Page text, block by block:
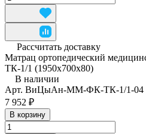
Рассчитать доставку
Матрац ортопедический
ТК-1/1 (1950x700x80)
В наличии
Арт. ВиЦыАн-ММ-ФК-ТК-1/1-04
7 952 ₽
В корзину